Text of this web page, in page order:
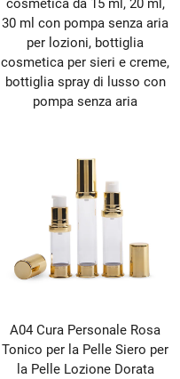
30 ml con pompa senza aria
per lozioni, bottiglia
cosmetica per sieri e creme,
bottiglia spray di lusso con
pompa senza aria
A04 Cura Personale Rosa
Tonico per la Pelle Siero per
la Pelle Lozione Dorata